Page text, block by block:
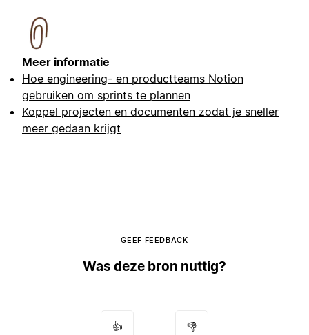
Meer informatie
Hoe engineering- en productteams Notion
gebruiken om sprints te plannen
Koppel projecten en documenten zodat je sneller
meer gedaan krijgt
GEEF FEEDBACK
Was deze bron nuttig?
👍 👎